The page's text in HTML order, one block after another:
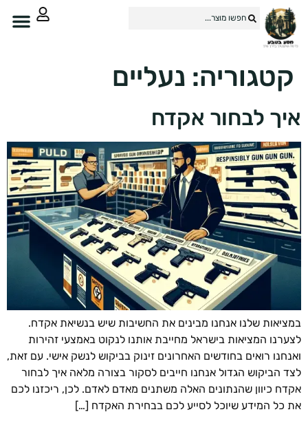
נעליים
לבחור אקדח
שלנו אנחנו מבינים את החשיבות שיש בנשיאת אקדח.
המציאות בישראל מחייבת אותנו לנקוט באמצעי זהירות
רואים בחודשים האחרונים זינוק בביקוש לנשק אישי. עם זאת,
הביקוש הגדול אנחנו חייבים לסקור בצורה מלאה איך לבחור
כיוון שהנתונים האלה משתנים מאדם לאדם. לכן, ריכזנו לכם
המידע שיוכל לסייע לכם בבחירת האקדח […]